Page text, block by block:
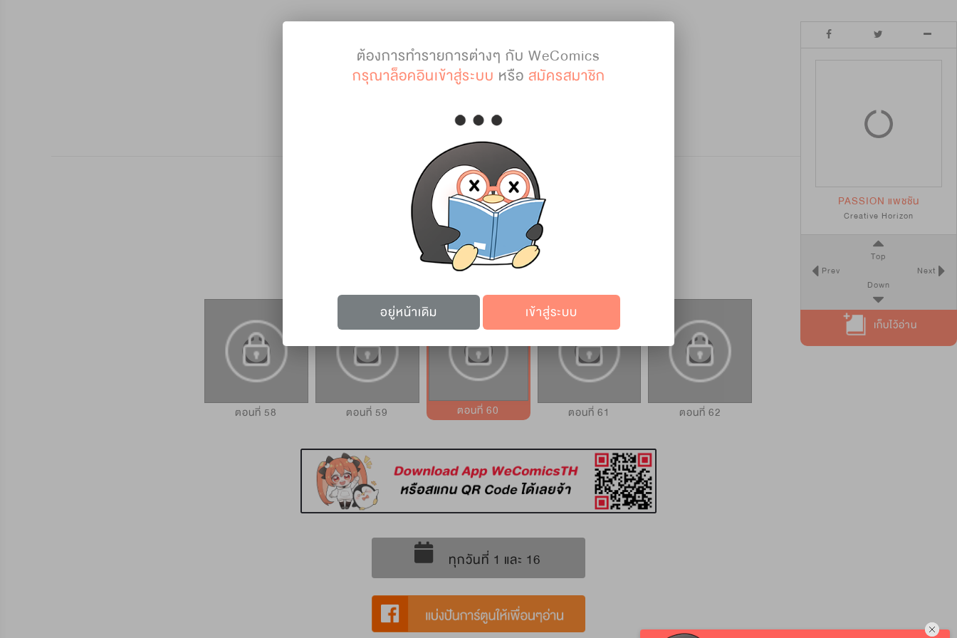
บทถัดไป
เก็บไว้อ่าน รายละเอียดการ์ตูน
ตอนที่ 58 ตอนที่ 59 ตอนที่ 60 ตอนที่ 61 ตอนที่ 62
ทุกวันที่ 1 และ 16
PASSION แพชชัน
Creative Horizon
Top
Prev
Next
Down
เก็บไว้อ่าน
ต้องการทำรายการต่างๆ กับ WeComics
กรุณาล็อคอินเข้าสู่ระบบ หรือ สมัครสมาชิก
อยู่หน้าเดิม เข้าสู่ระบบ